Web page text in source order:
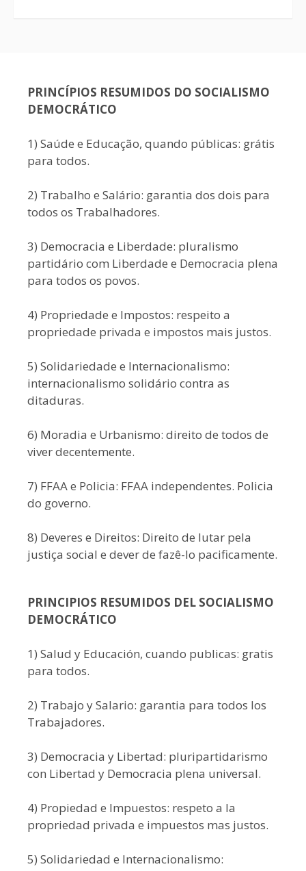
PRINCÍPIOS RESUMIDOS DO SOCIALISMO
DEMOCRÁTICO
1) Saúde e Educação, quando públicas: grátis
para todos.
2) Trabalho e Salário: garantia dos dois para
todos os Trabalhadores.
3) Democracia e Liberdade: pluralismo
partidário com Liberdade e Democracia plena
para todos os povos.
4) Propriedade e Impostos: respeito a
propriedade privada e impostos mais justos.
5) Solidariedade e Internacionalismo:
internacionalismo solidário contra as
ditaduras.
6) Moradia e Urbanismo: direito de todos de
viver decentemente.
7) FFAA e Policia: FFAA independentes. Policia
do governo.
8) Deveres e Direitos: Direito de lutar pela
justiça social e dever de fazê-lo pacificamente.
PRINCIPIOS RESUMIDOS DEL SOCIALISMO
DEMOCRÁTICO
1) Salud y Educación, cuando publicas: gratis
para todos.
2) Trabajo y Salario: garantia para todos los
Trabajadores.
3) Democracia y Libertad: pluripartidarismo
con Libertad y Democracia plena universal.
4) Propiedad e Impuestos: respeto a la
propriedad privada e impuestos mas justos.
5) Solidariedad e Internacionalismo: